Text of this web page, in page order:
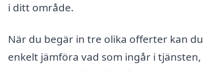
i ditt område.
När du begär in tre olika offerter kan du
enkelt jämföra vad som ingår i tjänsten,